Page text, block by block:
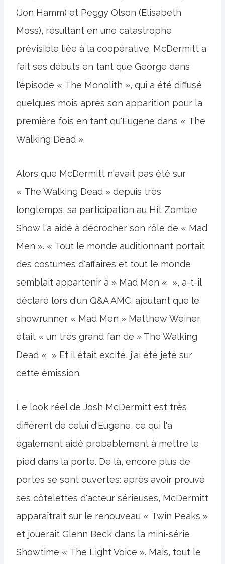
(Jon Hamm) et Peggy Olson (Elisabeth
Moss), résultant en une catastrophe
prévisible liée à la coopérative. McDermitt a
fait ses débuts en tant que George dans
l'épisode « The Monolith », qui a été diffusé
quelques mois après son apparition pour la
première fois en tant qu'Eugene dans « The
Walking Dead ».
Alors que McDermitt n'avait pas été sur
« The Walking Dead » depuis très
longtemps, sa participation au Hit Zombie
Show l'a aidé à décrocher son rôle de « Mad
Men ». « Tout le monde auditionnant portait
des costumes d'affaires et tout le monde
semblait appartenir à » Mad Men « », a-t-il
déclaré lors d'un Q&A AMC, ajoutant que le
showrunner « Mad Men » Matthew Weiner
était « un très grand fan de » The Walking
Dead « » Et il était excité, j'ai été jeté sur
cette émission.
Le look réel de Josh McDermitt est très
différent de celui d'Eugene, ce qui l'a
également aidé probablement à mettre le
pied dans la porte. De là, encore plus de
portes se sont ouvertes: après avoir prouvé
ses côtelettes d'acteur sérieuses, McDermitt
apparaîtrait sur le renouveau « Twin Peaks »
et jouerait Glenn Beck dans la mini-série
Showtime « The Light Voice ». Mais, tout le